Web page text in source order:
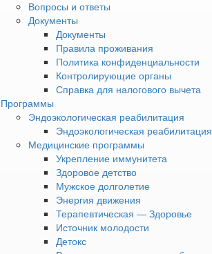
Вопросы и ответы
Документы
Документы
Правила проживания
Политика конфиденциальности
Контролирующие органы
Справка для налогового вычета
Программы
Эндоэкологическая реабилитация
Эндоэкологическая
Медицинские программы
Укрепление иммунитета
Здоровое детство
Мужское долголетие
Энергия движения
Терапевтическая — Здоровье
Источник молодости
Детокс
конфиденциальности
Контролирующие
органы
Справка
для
налогового
Программы ›
Эндоэкологическая
реабилитация
Эндоэкологическая
реабилитация
по
методике
Ю. М.
Левина
баротерапией,
комплекс процедур
ассоциации
— После пневмоний
— это нехватка
под удар, —
целый комплекс
оксигенация